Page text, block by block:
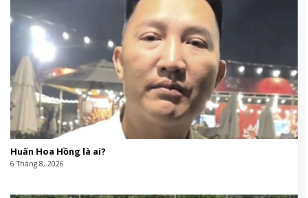
Huấn Hoa Hồng là ai?
6 Tháng 8, 2026